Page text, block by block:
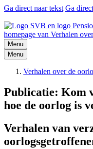
Ga direct naar tekst Ga
homepage van Verhalen
Menu
Menu
Verhalen over de
Publicatie: Kom
hoe de oorlog is
Verhalen van